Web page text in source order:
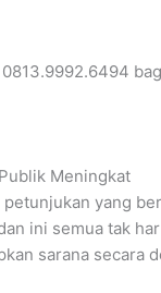
Meningkat
yang
ini semua tak
sarana secara